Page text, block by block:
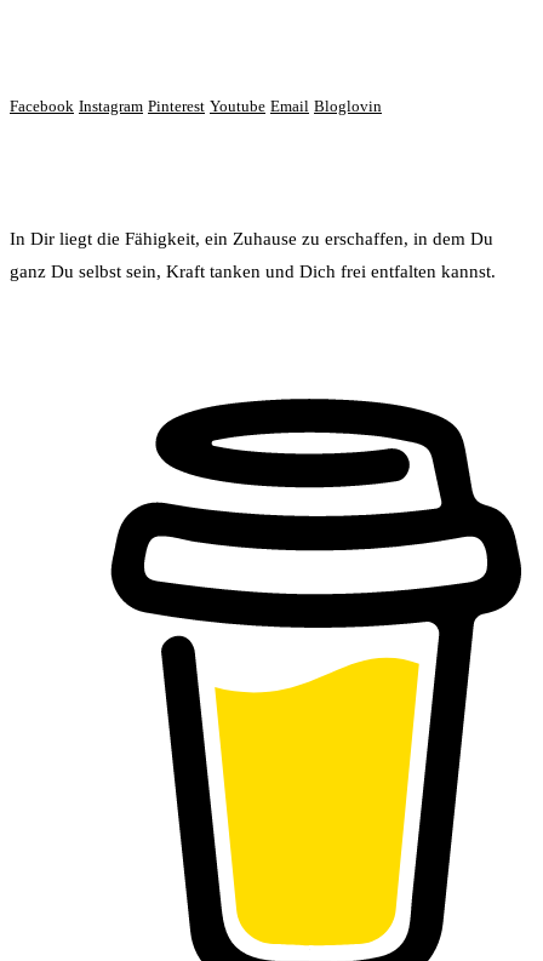
Facebook Instagram Pinterest Youtube Email Bloglovin
In Dir liegt die Fähigkeit, ein Zuhause zu erschaffen, in dem Du
ganz Du selbst sein, Kraft tanken und Dich frei entfalten kannst.